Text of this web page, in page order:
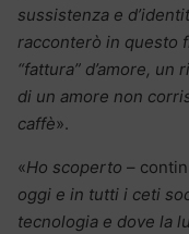
sussistenza e
racconterò in questo
“fattura” d’amore,
di un amore non
caffè».
«Ho scoperto –
oggi e in tutti i ceti
tecnologia e dove la